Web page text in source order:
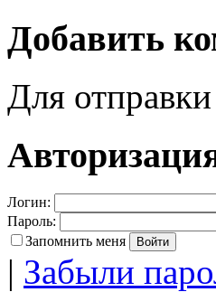
Добавить
Для
Логин:
Пароль:
Запомнить меня
| Забыли